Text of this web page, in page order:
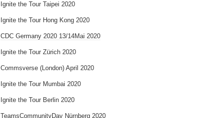
Ignite the Tour Taipei 2020
Ignite the Tour Hong Kong 2020
CDC Germany 2020 13/14Mai 2020
Ignite the Tour Zürich 2020
Commsverse (London) April 2020
Ignite the Tour Mumbai 2020
Ignite the Tour Berlin 2020
TeamsCommunityDay Nürnberg 2020